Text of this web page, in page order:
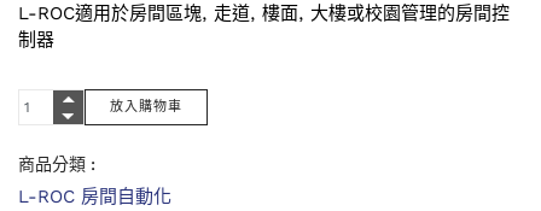
L-ROC適用於房間區塊, 走道, 樓面, 大樓或校園管理的房間控
制器
商品分類 :
L-ROC 房間自動化